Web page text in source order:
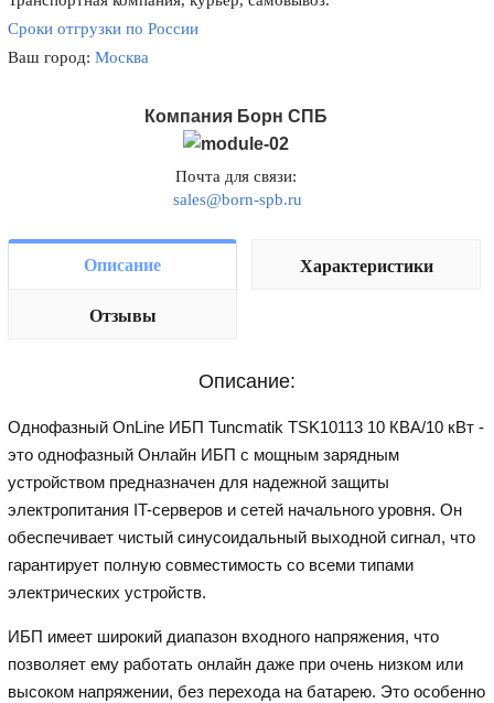
Сроки отгрузки по России
Ваш город:Москва
Компания Борн СПБ
Почта для связи:
sales@born-spb.ru
Описание Характеристики
Отзывы
Описание:
Однофазный OnLine ИБП Tuncmatik TSK10113 10 КВА/10 кВт -
это однофазный Онлайн ИБП с мощным зарядным
устройством предназначен для надежной защиты
электропитания IT-серверов и сетей начального уровня. Он
обеспечивает чистый синусоидальный выходной сигнал, что
гарантирует полную совместимость со всеми типами
электрических устройств.
ИБП имеет широкий диапазон входного напряжения, что
позволяет ему работать онлайн даже при очень низком или
высоком напряжении, без перехода на батарею. Это особенно